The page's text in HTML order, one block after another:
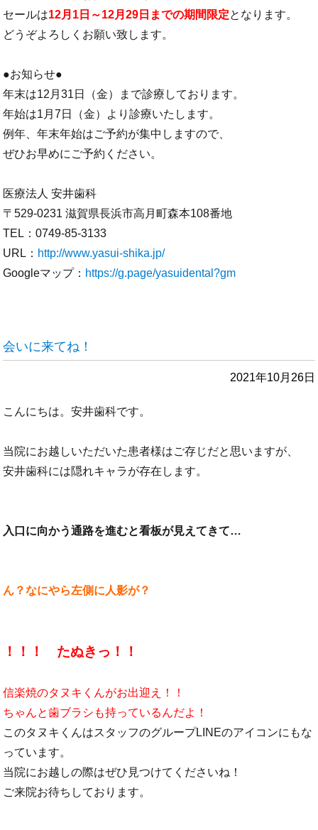
セールは12月1日～12月29日までの期間限定となります。
どうぞよろしくお願い致します。
●お知らせ●
年末は12月31日（金）まで診療しております。
年始は1月7日（金）より診療いたします。
例年、年末年始はご予約が集中しますので、
ぜひお早めにご予約ください。
医療法人 安井歯科
〒529-0231 滋賀県長浜市高月町森本108番地
TEL：0749-85-3133
URL： http://www.yasui-shika.jp/
Googleマップ： https://g.page/yasuidental?gm
会いに来てね！
2021年10月26日
こんにちは。安井歯科です。
当院にお越しいただいた患者様はご存じだと思いますが、
安井歯科には隠れキャラが存在します。
入口に向かう通路を進むと看板が見えてきて…
ん？なにやら左側に人影が？
！！！ たぬきっ！！
信楽焼のタヌキくんがお出迎え！！
ちゃんと歯ブラシも持っているんだよ！
このタヌキくんはスタッフのグループLINEのアイコンにもな
っています。
当院にお越しの際はぜひ見つけてくださいね！
ご来院お待ちしております。